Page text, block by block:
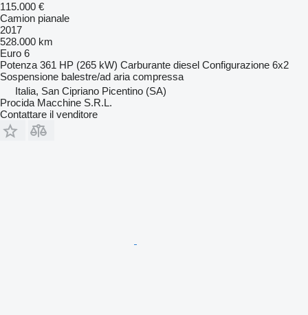
115.000 €
Camion pianale
2017
528.000 km
Euro 6
Potenza 361 HP (265 kW) Carburante diesel Configurazione 6x2
Sospensione balestre/ad aria compressa
Italia, San Cipriano Picentino (SA)
Procida Macchine S.R.L.
Contattare il venditore